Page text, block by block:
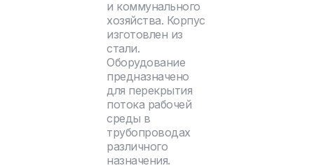
и коммунального
хозяйства. Корпус
изготовлен из
стали.
Оборудование
предназначено
для перекрытия
потока рабочей
среды в
трубопроводах
различного
назначения.